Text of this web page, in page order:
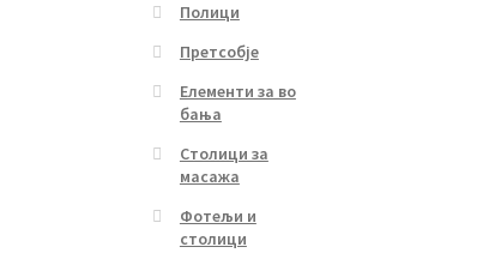
Полици
Претсобје
Елементи за во
бања
Столици за
масажа
Фотељи и
столици